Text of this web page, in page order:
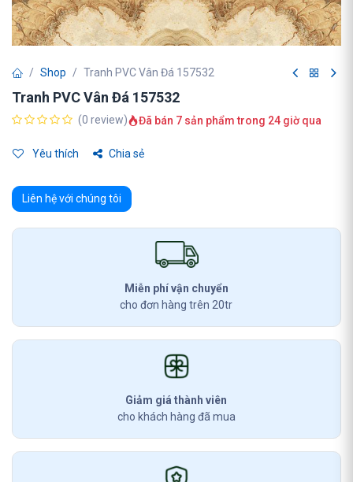
Shop Tranh PVC Vân Đá 157532
Tranh PVC Vân Đá 157532
(0 review) Đã bán 7 sản phẩm trong 24 giờ qua
Yêu thích Chia sẻ
Liên hệ với chúng tôi
Miễn phí vận chuyển
cho đơn hàng trên 20tr
Giảm giá thành viên
cho khách hàng đã mua